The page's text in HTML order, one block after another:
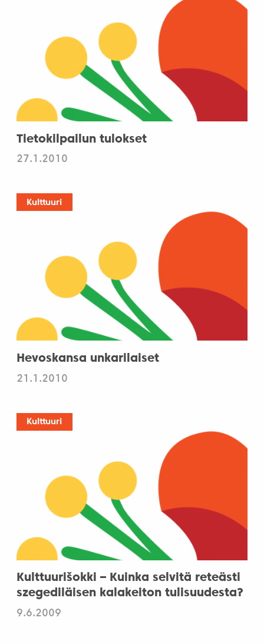
Tietokilpailun tulokset
27.1.2010
Kulttuuri
Hevoskansa unkarilaiset
21.1.2010
Kulttuuri
Kulttuurišokki – Kuinka selvitä reteästi
szegediläisen kalakeiton tulisuudesta?
9.6.2009